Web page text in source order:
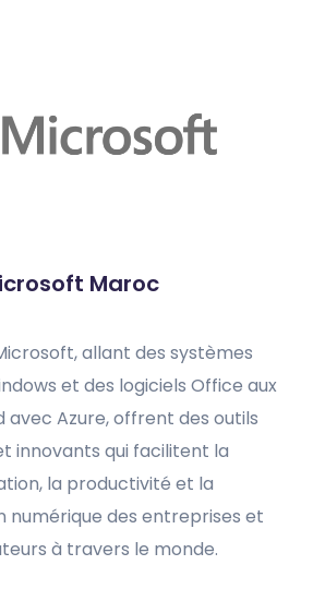
Maroc
allant des systèmes
et des logiciels Office aux
avec Azure, offrent des outils
innovants qui facilitent la
la productivité et la
numérique des entreprises et
à travers le monde.